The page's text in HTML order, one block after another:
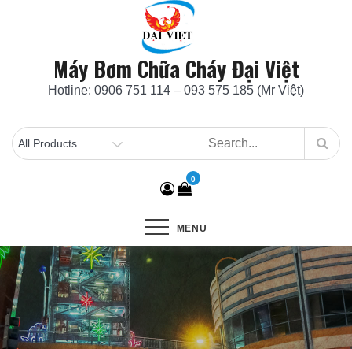
Máy Bơm Chữa Cháy Đại Việt
Hotline: 0906 751 114 – 093 575 185 (Mr Việt)
0
MENU